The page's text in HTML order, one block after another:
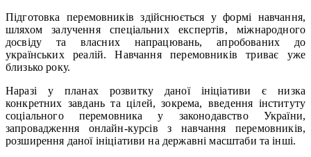
Підготовка перемовників здійснюється у формі навчання,
шляхом залучення спеціальних експертів, міжнародного
досвіду та власних напрацювань, апробованих до
українських реалій. Навчання перемовників триває уже
близько року.
Наразі у планах розвитку даної ініціативи є низка
конкретних завдань та цілей, зокрема, введення інституту
соціального перемовника у законодавство України,
запровадження онлайн-курсів з навчання перемовників,
розширення даної ініціативи на державні масштаби та інші.